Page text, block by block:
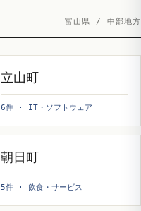
富山県 / 中部地方
立山町
6件 · IT・ソフトウェア
朝日町
5件 · 飲食・サービス